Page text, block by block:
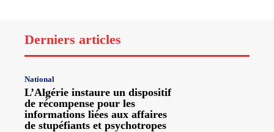
Derniers articles
National
L’Algérie instaure un dispositif
de récompense pour les
informations liées aux affaires
de stupéfiants et psychotropes